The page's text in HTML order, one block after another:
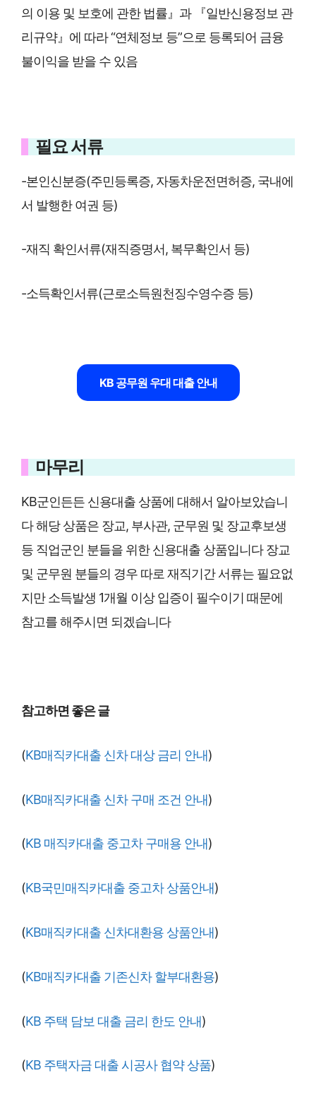
의 이용 및 보호에 관한 법률』과 『일반신용정보 관
리규약』에 따라 “연체정보 등”으로 등록되어 금융
불이익을 받을 수 있음
필요 서류
-본인신분증(주민등록증, 자동차운전면허증, 국내에
서 발행한 여권 등)
-재직 확인서류(재직증명서, 복무확인서 등)
-소득확인서류(근로소득원천징수영수증 등)
KB 공무원 우대 대출 안내
마무리
KB군인든든 신용대출 상품에 대해서 알아보았습니
다 해당 상품은 장교, 부사관, 군무원 및 장교후보생
등 직업군인 분들을 위한 신용대출 상품입니다 장교
및 군무원 분들의 경우 따로 재직기간 서류는 필요없
지만 소득발생 1개월 이상 입증이 필수이기 때문에
참고를 해주시면 되겠습니다
참고하면 좋은 글
(KB매직카대출 신차 대상 금리 안내)
(KB매직카대출 신차 구매 조건 안내)
(KB 매직카대출 중고차 구매용 안내)
(KB국민매직카대출 중고차 상품안내)
(KB매직카대출 신차대환용 상품안내)
(KB매직카대출 기존신차 할부대환용)
(KB 주택 담보 대출 금리 한도 안내)
(KB 주택자금 대출 시공사 협약 상품)